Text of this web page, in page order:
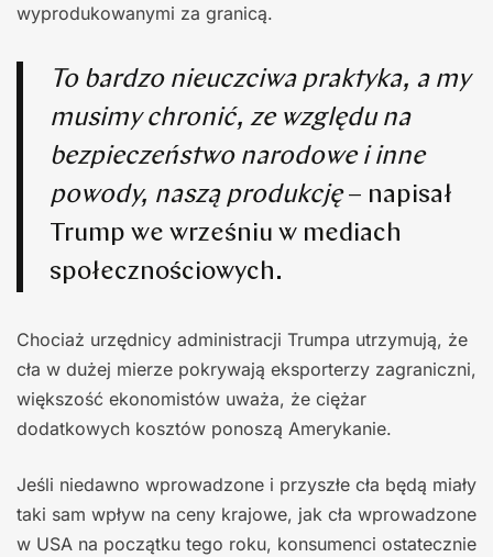
wyprodukowanymi za granicą.
To bardzo nieuczciwa praktyka, a my
musimy chronić, ze względu na
bezpieczeństwo narodowe i inne
powody, naszą produkcję– napisał
Trump we wrześniu w mediach
społecznościowych.
Chociaż urzędnicy administracji Trumpa utrzymują, że
cła w dużej mierze pokrywają eksporterzy zagraniczni,
większość ekonomistów uważa, że ​​ciężar
dodatkowych kosztów ponoszą Amerykanie.
Jeśli niedawno wprowadzone i przyszłe cła będą miały
taki sam wpływ na ceny krajowe, jak cła wprowadzone
w USA na początku tego roku, konsumenci ostatecznie